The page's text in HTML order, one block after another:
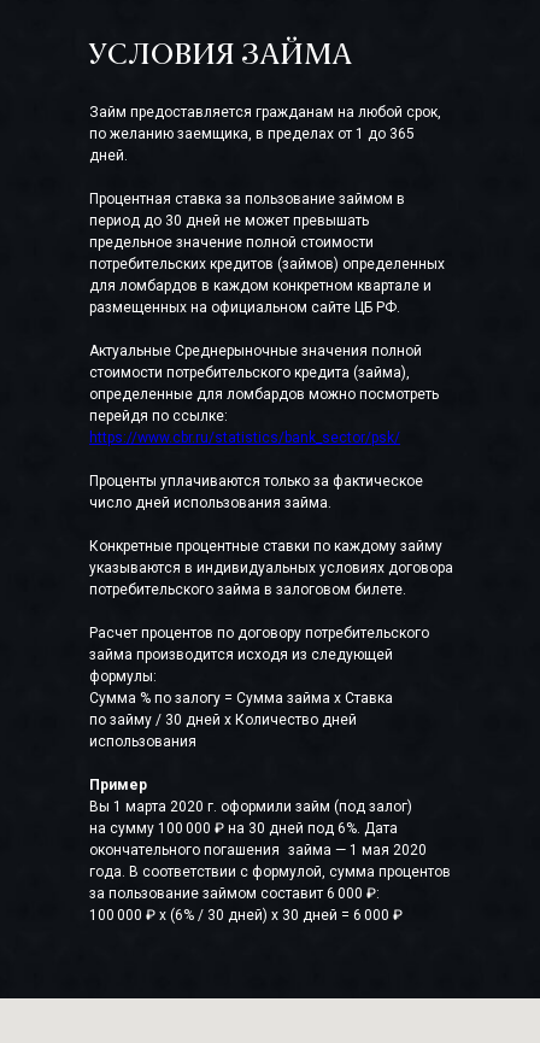
УСЛОВИЯ ЗАЙМА
Займ предоставляется гражданам на любой срок,
по желанию заемщика, в пределах от 1 до 365
дней.
Процентная ставка за пользование займом в
период до 30 дней не может превышать
предельное значение полной стоимости
потребительских кредитов (займов) определенных
для ломбардов в каждом конкретном квартале и
размещенных на официальном сайте ЦБ РФ.
Актуальные Среднерыночные значения полной
стоимости потребительского кредита (займа),
определенные для ломбардов можно посмотреть
перейдя по ссылке:
https://www.cbr.ru/statistics/bank_sector/psk/
Проценты уплачиваются только за фактическое
число дней использования займа.
Конкретные процентные ставки по каждому займу
указываются в индивидуальных условиях договора
потребительского займа в залоговом билете.
Расчет процентов по договору потребительского
займа производится исходя из следующей
формулы:
Сумма % по залогу = Сумма займа x Ставка
по займу / 30 дней x Количество дней
использования
Пример
Вы 1 марта 2020 г. оформили займ (под залог)
на сумму 100 000 ₽ на 30 дней под 6%. Дата
окончательного погашения займа — 1 мая 2020
года. В соответствии с формулой, сумма процентов
за пользование займом составит 6 000 ₽:
100 000 ₽ x (6% / 30 дней) x 30 дней = 6 000 ₽